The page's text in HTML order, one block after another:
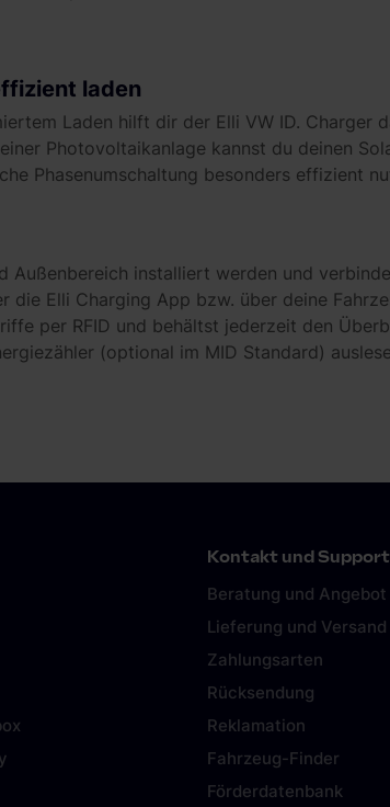
laden
Laden hilft dir der Elli VW ID. Charger
Photovoltaikanlage kannst du deinen
Phasenumschaltung besonders effizient
Außenbereich installiert werden und
die Elli Charging App bzw. über deine
per RFID und behältst jederzeit den
(optional im MID Standard)